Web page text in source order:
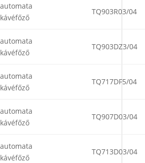
automata
kávéfőző
TQ903R03/04
automata
kávéfőző
TQ903DZ3/04
automata
kávéfőző
TQ717DF5/04
automata
kávéfőző
TQ907D03/04
automata
kávéfőző
TQ713D03/04